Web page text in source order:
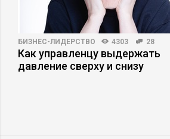
БИЗНЕС-ЛИДЕРСТВО 4303 28
Как управленцу выдержать
давление сверху и снизу